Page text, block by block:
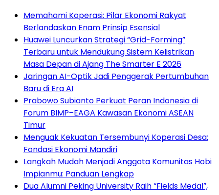
Memahami Koperasi: Pilar Ekonomi Rakyat
Berlandaskan Enam Prinsip Esensial
Huawei Luncurkan Strategi “Grid-Forming”
Terbaru untuk Mendukung Sistem Kelistrikan
Masa Depan di Ajang The Smarter E 2026
Jaringan AI-Optik Jadi Penggerak Pertumbuhan
Baru di Era AI
Prabowo Subianto Perkuat Peran Indonesia di
Forum BIMP–EAGA Kawasan Ekonomi ASEAN
Timur
Menguak Kekuatan Tersembunyi Koperasi Desa:
Fondasi Ekonomi Mandiri
Langkah Mudah Menjadi Anggota Komunitas Hobi
Impianmu: Panduan Lengkap
Dua Alumni Peking University Raih “Fields Medal”,